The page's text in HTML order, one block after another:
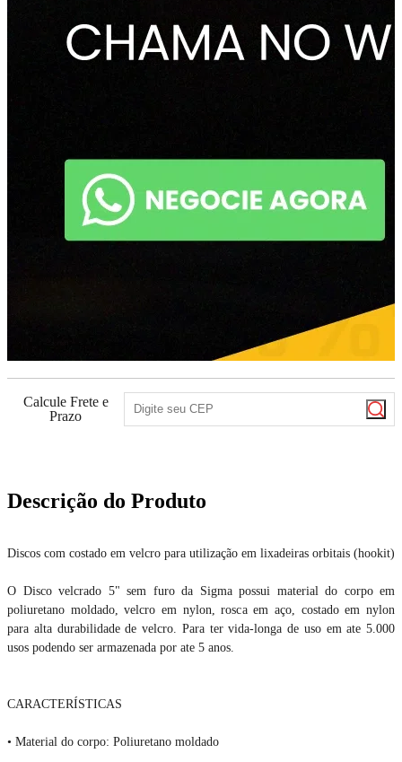
Calcule Frete e
Prazo
Descrição do Produto
Discos com costado em velcro para utilização em lixadeiras orbitais (hookit)
O Disco velcrado 5" sem furo da Sigma possui material do corpo em
poliuretano moldado, velcro em nylon, rosca em aço, costado em nylon
para alta durabilidade de velcro. Para ter vida-longa de uso em ate 5.000
usos podendo ser armazenada por ate 5 anos.
CARACTERÍSTICAS
• Material do corpo: Poliuretano moldado